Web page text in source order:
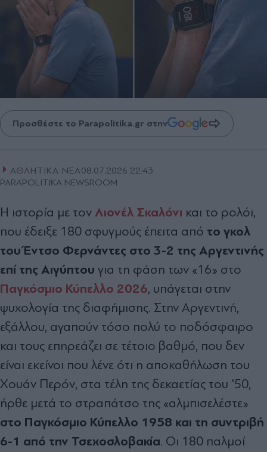
Προσθέστε το Parapolitika.gr στην
ΑΘΛΗΤΙΚΑ ΝΕΑ08.07.2026 22:43
PARAPOLITIKA NEWSROOM
Η ιστορία με τον Λιονέλ Σκαλόνι και το ρολόι,
που έδειξε 180 σφυγμούς έπειτα από το γκολ
του Έντσο Φερνάντες στο 3-2 της Αργεντινής
επί της Αιγύπτου για τη φάση των «16» στο
Παγκόσμιο Κύπελλο 2026, υπάγεται στην
ψυχολογία της διαφήμισης. Στην Αργεντινή,
εξάλλου, αγαπούν τόσο πολύ το ποδόσφαιρο
και τους επηρεάζει σε τέτοιο βαθμό, που δεν
είναι εκείνοι που λένε ότι η αποκαθήλωση του
Χουάν Περόν, στα τέλη της δεκαετίας του '50,
ήρθε μετά το στραπάτσο της «αλμπισελέστε»
στο Παγκόσμιο Κύπελλο 1958 και τη συντριβή
6-1 από την Τσεχοσλοβακία. Οι 180 παλμοί